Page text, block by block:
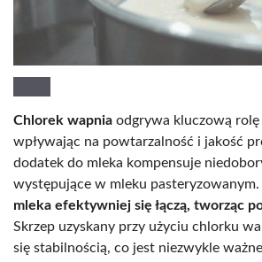
Chlorek wapnia odgrywa kluczową
wpływając na powtarzalność i jakość
dodatek do mleka kompensuje
występujące w mleku
mleka efektywniej się łączą, tworząc
Skrzep uzyskany przy użyciu chlorku
się stabilnością, co jest niezwykle